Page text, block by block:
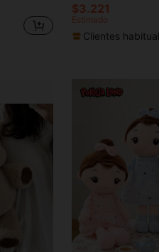
$3.221
Estimado
Clientes